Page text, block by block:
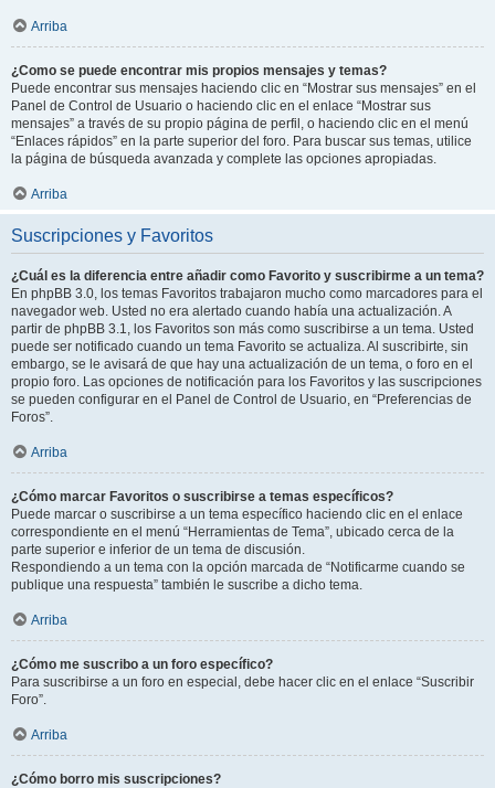
Arriba
¿Como se puede encontrar mis propios mensajes y temas?
Puede encontrar sus mensajes haciendo clic en “Mostrar sus mensajes” en el
Panel de Control de Usuario o haciendo clic en el enlace “Mostrar sus
mensajes” a través de su propio página de perfil, o haciendo clic en el menú
“Enlaces rápidos” en la parte superior del foro. Para buscar sus temas, utilice
la página de búsqueda avanzada y complete las opciones apropiadas.
Arriba
Suscripciones y Favoritos
¿Cuál es la diferencia entre añadir como Favorito y suscribirme a un tema?
En phpBB 3.0, los temas Favoritos trabajaron mucho como marcadores para el
navegador web. Usted no era alertado cuando había una actualización. A
partir de phpBB 3.1, los Favoritos son más como suscribirse a un tema. Usted
puede ser notificado cuando un tema Favorito se actualiza. Al suscribirte, sin
embargo, se le avisará de que hay una actualización de un tema, o foro en el
propio foro. Las opciones de notificación para los Favoritos y las suscripciones
se pueden configurar en el Panel de Control de Usuario, en “Preferencias de
Foros”.
Arriba
¿Cómo marcar Favoritos o suscribirse a temas específicos?
Puede marcar o suscribirse a un tema específico haciendo clic en el enlace
correspondiente en el menú “Herramientas de Tema”, ubicado cerca de la
parte superior e inferior de un tema de discusión.
Respondiendo a un tema con la opción marcada de “Notificarme cuando se
publique una respuesta” también le suscribe a dicho tema.
Arriba
¿Cómo me suscribo a un foro específico?
Para suscribirse a un foro en especial, debe hacer clic en el enlace “Suscribir
Foro”.
Arriba
¿Cómo borro mis suscripciones?